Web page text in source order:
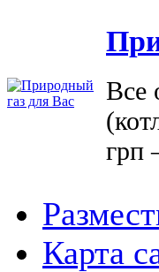
Все
грп
Карта